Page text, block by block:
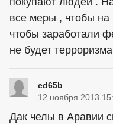
все меры , чтобы на
чтобы заработали
не будет
ed65b
12 ноября 2013
Дак челы в Аравии